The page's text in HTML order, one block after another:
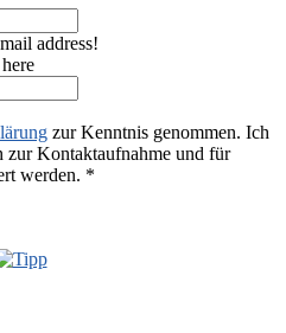
address!
zur Kenntnis genommen. Ich
zur Kontaktaufnahme und für
werden. *